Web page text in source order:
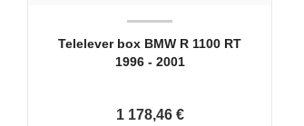
Telelever box BMW R 1100 RT
1996 - 2001
1 178,46 €